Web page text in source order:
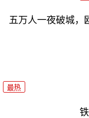
五万人一夜破城，
最热